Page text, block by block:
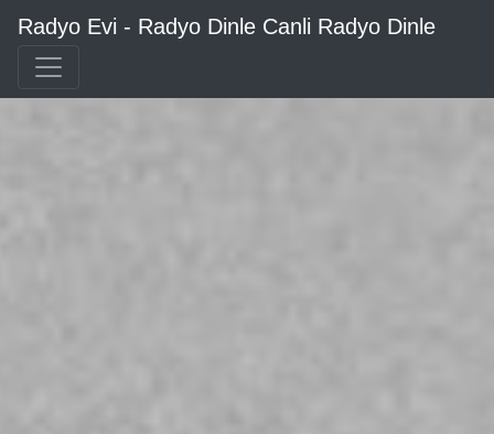
Radyo Evi - Radyo Dinle Canli Radyo Dinle